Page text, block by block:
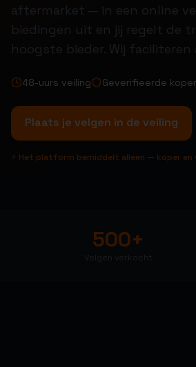
aftermarket — in een online
biedingen uit en jij regelt de
hoogste bieder. Wij
48-uurs veiling Geverifieerde
Plaats je velgen in de veiling
⚡ Het platform bemiddelt alleen — koper
500+